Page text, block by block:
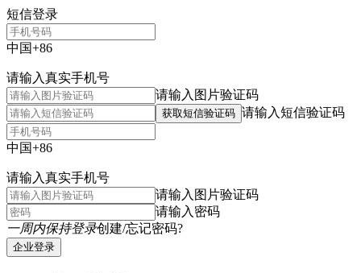
短信登录
中国+86
请输入真实手机号
请输入图片验证码
获取短信验证码 请输入短信验证码
中国+86
请输入真实手机号
请输入图片验证码
请输入密码
一周内保持登录创建/忘记密码?
企业登录